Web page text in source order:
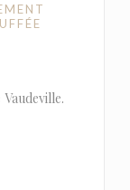
JANELA))